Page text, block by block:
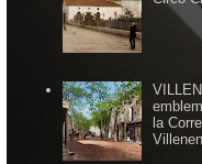
DE
la